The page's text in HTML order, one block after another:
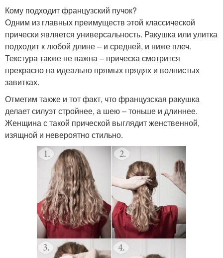
Кому подходит французский пучок?
Одним из главных преимуществ этой классической
прически является универсальность. Ракушка или улитка
подходит к любой длине – и средней, и ниже плеч.
Текстура также не важна – прическа смотрится
прекрасно на идеально прямых прядях и волнистых
завитках.
Отметим также и тот факт, что французская ракушка
делает силуэт стройнее, а шею – тоньше и длиннее.
Женщина с такой прической выглядит женственной,
изящной и невероятно стильно.